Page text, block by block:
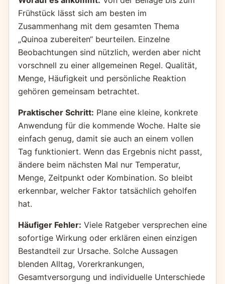
Frühstück lässt sich am besten im
Zusammenhang mit dem gesamten Thema
„Quinoa zubereiten“ beurteilen. Einzelne
Beobachtungen sind nützlich, werden aber nicht
vorschnell zu einer allgemeinen Regel. Qualität,
Menge, Häufigkeit und persönliche Reaktion
gehören gemeinsam betrachtet.
Praktischer Schritt: Plane eine kleine, konkrete
Anwendung für die kommende Woche. Halte sie
einfach genug, damit sie auch an einem vollen
Tag funktioniert. Wenn das Ergebnis nicht passt,
ändere beim nächsten Mal nur Temperatur,
Menge, Zeitpunkt oder Kombination. So bleibt
erkennbar, welcher Faktor tatsächlich geholfen
hat.
Häufiger Fehler: Viele Ratgeber versprechen eine
sofortige Wirkung oder erklären einen einzigen
Bestandteil zur Ursache. Solche Aussagen
blenden Alltag, Vorerkrankungen,
Gesamtversorgung und individuelle Unterschiede